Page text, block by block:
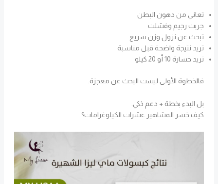
تعاني من دهون البطن
جربت رجيم وفشلت
تبحث عن نزول وزن سريع
تريد نتيجة واضحة قبل مناسبة
تريد خسارة 10 أو 20 كيلو
فالخطوة الأولى ليست البحث عن معجزة.
بل البدء بخطة + دعم ذكي.
كيف خسر المشاهير عشرات الكيلوغرامات؟